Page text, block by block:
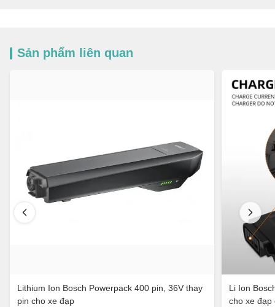
Sản phẩm liên quan
Lithium Ion Bosch Powerpack 400 pin, 36V thay
pin cho xe đạp
Li Ion
cho xe đạp